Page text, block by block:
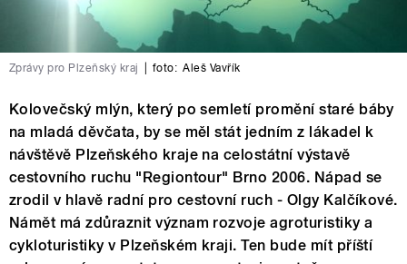
Zprávy pro Plzeňský kraj foto: Aleš Vavřík
Kolovečský mlýn, který po semletí promění staré báby
na mladá děvčata, by se měl stát jedním z lákadel k
návštěvě Plzeňského kraje na celostátní výstavě
cestovního ruchu "Regiontour" Brno 2006. Nápad se
zrodil v hlavě radní pro cestovní ruch - Olgy Kalčíkové.
Námět má zdůraznit význam rozvoje agroturistiky a
cykloturistiky v Plzeňském kraji. Ten bude mít příští